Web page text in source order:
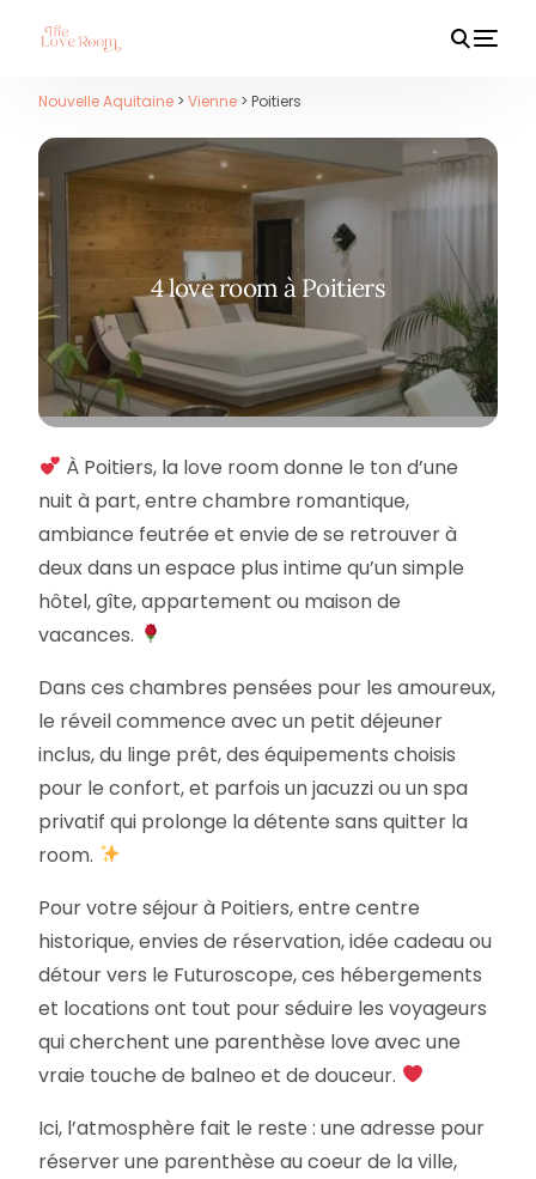
Nouvelle Aquitaine >Vienne > Poitiers
4 love room à Poitiers
À Poitiers, la love room donne le ton d’une
nuit à part, entre chambre romantique,
ambiance feutrée et envie de se retrouver à
deux dans un espace plus intime qu’un simple
hôtel, gîte, appartement ou maison de
vacances.
Dans ces chambres pensées pour les amoureux,
le réveil commence avec un petit déjeuner
inclus, du linge prêt, des équipements choisis
pour le confort, et parfois un jacuzzi ou un spa
privatif qui prolonge la détente sans quitter la
room.
Pour votre séjour à Poitiers, entre centre
historique, envies de réservation, idée cadeau ou
détour vers le Futuroscope, ces hébergements
et locations ont tout pour séduire les voyageurs
qui cherchent une parenthèse love avec une
vraie touche de balneo et de douceur.
Ici, l’atmosphère fait le reste : une adresse pour
réserver une parenthèse au coeur de la ville,
HOT